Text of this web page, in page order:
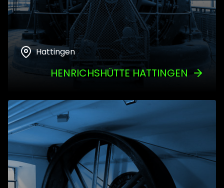
Hattingen
HENRICHSHÜTTE HATTINGEN